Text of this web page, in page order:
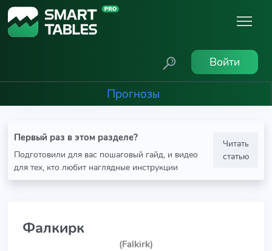
Войти
Прогнозы
Первый раз в этом разделе?
Подготовили для вас пошаговый гайд, и видео
для тех, кто любит наглядные инструкции
Читать
статью
Фалкирк
(Falkirk)